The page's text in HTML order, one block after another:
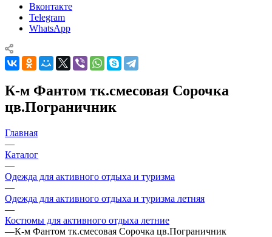
Вконтакте
Telegram
WhatsApp
К-м Фантом тк.смесовая Сорочка
цв.Пограничник
Главная
—
Каталог
—
Одежда для активного отдыха и туризма
—
Одежда для активного отдыха и туризма летняя
—
Костюмы для активного отдыха летние
—К-м Фантом тк.смесовая Сорочка цв.Пограничник